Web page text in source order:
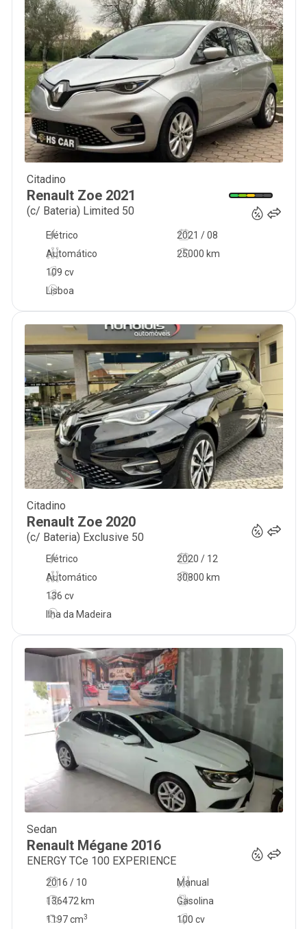
Citadino
Renault Zoe 2021
(c/ Bateria) Limited 50
2021 / 08
Automático
25000 km
109 cv
Elétrico
Lisboa
Citadino
Renault Zoe 2020
(c/ Bateria) Exclusive 50
2020 / 12
Automático
30800 km
136 cv
Elétrico
Ilha da Madeira
Sedan
Renault Mégane 2016
ENERGY TCe 100 EXPERIENCE
2016 / 10
Manual
136472 km
100 cv
Gasolina
1197cm3